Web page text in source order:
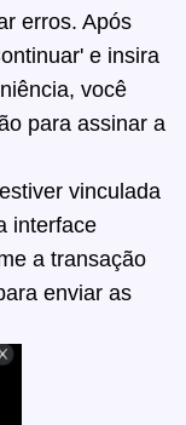
erros. Após
e insira
você
para assinar a
vinculada
interface
a transação
enviar as